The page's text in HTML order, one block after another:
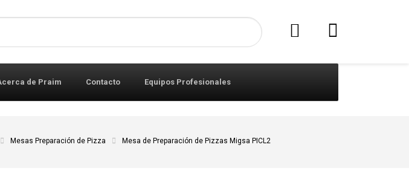
de Praim Contacto Equipos Profesionales
Mesas Preparación de Pizza Mesa de Preparación de Pizzas Migsa PICL2